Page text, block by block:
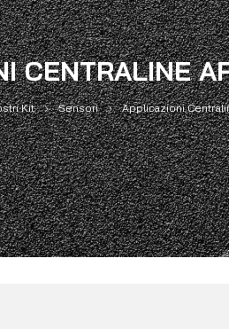
CENTRALINE
Kit Sensori Applicazioni